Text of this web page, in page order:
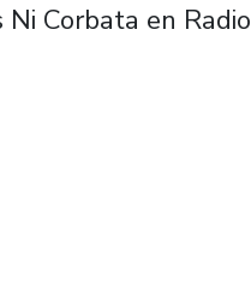
Ni Corbata en Radio